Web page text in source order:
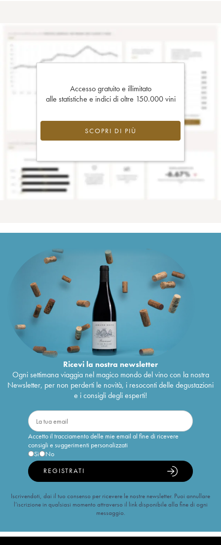
Accesso gratuito e illimitato
alle statistiche e indici di oltre 150.000 vini
SCOPRI DI PIÙ
Ricevi la nostra newsletter
Ogni settimana viaggia nel magico mondo del vino con la nostra
Newsletter, per non perderti le novità, i resoconti delle degustazioni
e i consigli degli esperti!
Accetto il tracciamento delle mie email al fine di ricevere
consigli e suggerimenti personalizzati
Sì
No
REGISTRATI
Iscrivendoti, dai il tuo consenso per ricevere le nostre newsletter. Puoi annullare
l’iscrizione in qualsiasi momento attraverso il link disponibile alla fine di ogni
messaggio.